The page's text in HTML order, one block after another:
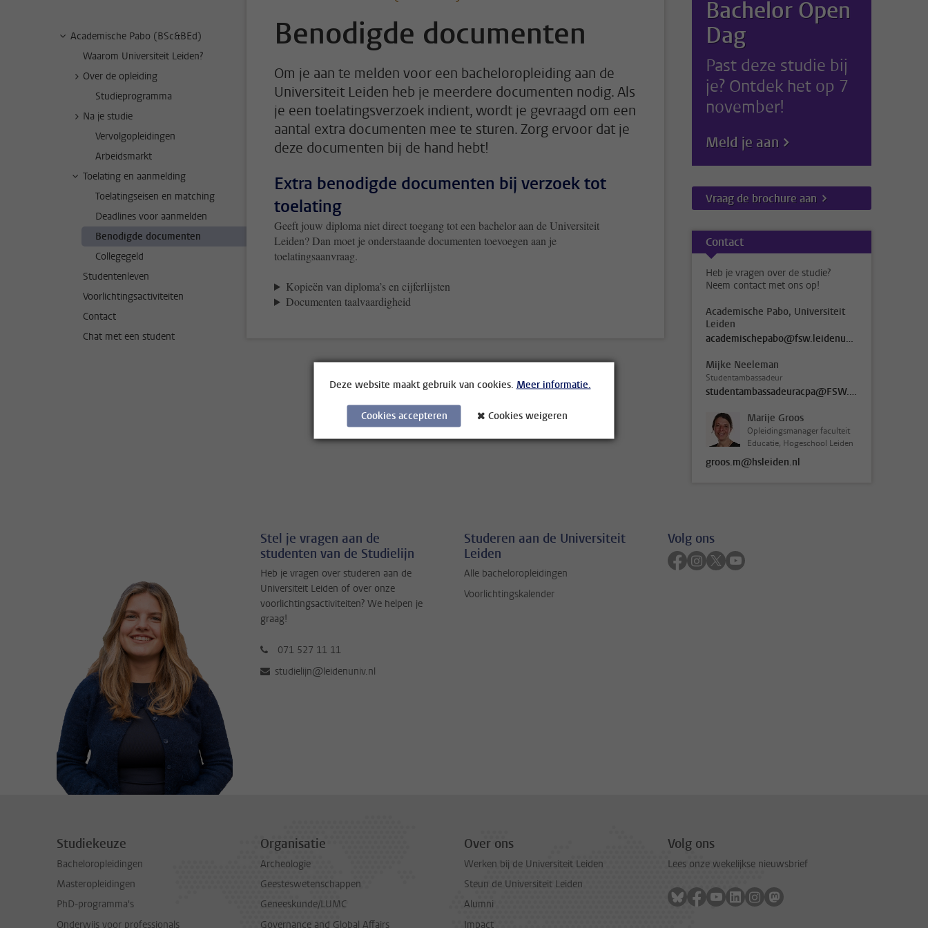
Academische Pabo (BSc&BEd)
Waarom Universiteit Leiden?
Over de opleiding
Studieprogramma
Na je studie
Vervolgopleidingen
Arbeidsmarkt
Toelating en aanmelding
Toelatingseisen en matching
Deadlines voor aanmelden
Benodigde documenten
Collegegeld
Studentenleven
Voorlichtingsactiviteiten
Contact
Chat met een student
Benodigde documenten
Om je aan te melden voor een bacheloropleiding aan de
Universiteit Leiden heb je meerdere documenten nodig. Als
je een toelatingsverzoek indient, wordt je gevraagd om een
aantal extra documenten mee te sturen. Zorg ervoor dat je
deze documenten bij de hand hebt!
Extra benodigde documenten bij verzoek tot
toelating
Geeft jouw diploma niet direct toegang tot een bachelor aan de Universiteit
Leiden? Dan moet je onderstaande documenten toevoegen aan je
toelatingsaanvraag.
Kopieën van diploma’s en cijferlijsten
Documenten taalvaardigheid
Bachelor Open
Dag
Past deze studie bij
je? Ontdek het op 7
november!
Meld je aan
Vraag de brochure aan
Contact
Heb je vragen over de studie?
Neem contact met ons op!
Academische Pabo, Universiteit
Leiden
academischepabo@fsw.leidenuniv.nl
Mijke Neeleman
Studentambassadeur
studentambassadeuracpa@FSW.leidenuniv.nl
Marije Groos
Opleidingsmanager faculteit
Educatie, Hogeschool Leiden
groos.m@hsleiden.nl
Stel je vragen aan de
studenten van de Studielijn
Heb je vragen over studeren aan de
Universiteit Leiden of over onze
voorlichtingsactiviteiten? We helpen je
graag!
071 527 11 11
studielijn@leidenuniv.nl
Studeren aan de Universiteit
Leiden
Alle bacheloropleidingen
Voorlichtingskalender
Volg ons
Volg ons op facebook
Volg ons op instagram
Volg ons op twitter
Volg ons op youtube
Studiekeuze
Bacheloropleidingen
Masteropleidingen
PhD-programma's
Onderwijs voor professionals
Organisatie
Archeologie
Geesteswetenschappen
Geneeskunde/LUMC
Governance and Global Affairs
Over ons
Werken bij de Universiteit Leiden
Steun de Universiteit Leiden
Alumni
Impact
Volg ons
Lees onze wekelijkse nieuwsbrief
Volg ons op bluesky
Volg ons op facebook
Volg ons op youtube
Volg ons op linkedin
Volg ons op instagram
Volg ons op mastodon
Deze website maakt gebruik van cookies. Meer informatie.
Cookies accepteren Cookies weigeren